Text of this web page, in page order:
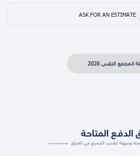
ASK FOR AN ESTIMATE
التقني 2026